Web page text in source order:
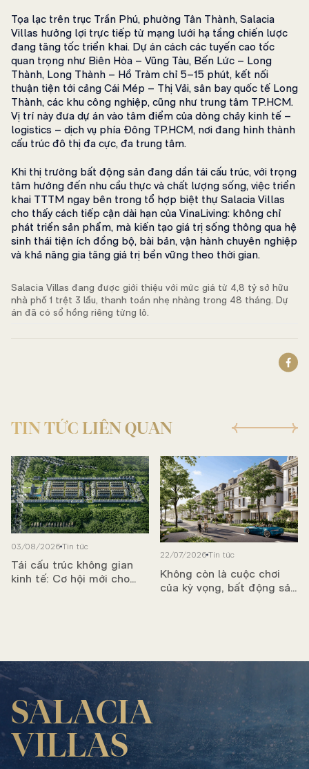
Tọa lạc trên trục Trần Phú, phường Tân Thành, Salacia
Villas hưởng lợi trực tiếp từ mạng lưới hạ tầng chiến lược
đang tăng tốc triển khai. Dự án cách các tuyến cao tốc
quan trọng như Biên Hòa – Vũng Tàu, Bến Lức – Long
Thành, Long Thành – Hồ Tràm chỉ 5–15 phút, kết nối
thuận tiện tới cảng Cái Mép – Thị Vải, sân bay quốc tế Long
Thành, các khu công nghiệp, cũng như trung tâm TP.HCM.
Vị trí này đưa dự án vào tâm điểm của dòng chảy kinh tế –
logistics – dịch vụ phía Đông TP.HCM, nơi đang hình thành
cấu trúc đô thị đa cực, đa trung tâm.
Khi thị trường bất động sản đang dần tái cấu trúc, với trọng
tâm hướng đến nhu cầu thực và chất lượng sống, việc triển
khai TTTM ngay bên trong tổ hợp biệt thự Salacia Villas
cho thấy cách tiếp cận dài hạn của VinaLiving: không chỉ
phát triển sản phẩm, mà kiến tạo giá trị sống thông qua hệ
sinh thái tiện ích đồng bộ, bài bản, vận hành chuyên nghiệp
và khả năng gia tăng giá trị bền vững theo thời gian.
Salacia Villas đang được giới thiệu với mức giá từ 4,8 tỷ sở hữu
nhà phố 1 trệt 3 lầu, thanh toán nhẹ nhàng trong 48 tháng. Dự
án đã có sổ hồng riêng từng lô.
TIN TỨC LIÊN QUAN
03/08/2026Tin tức
Tái cấu trúc không gian
kinh tế: Cơ hội mới cho
22/07/2026Tin tức
Không còn là cuộc chơi
của kỳ vọng, bất động sản
SALACIA
VILLAS